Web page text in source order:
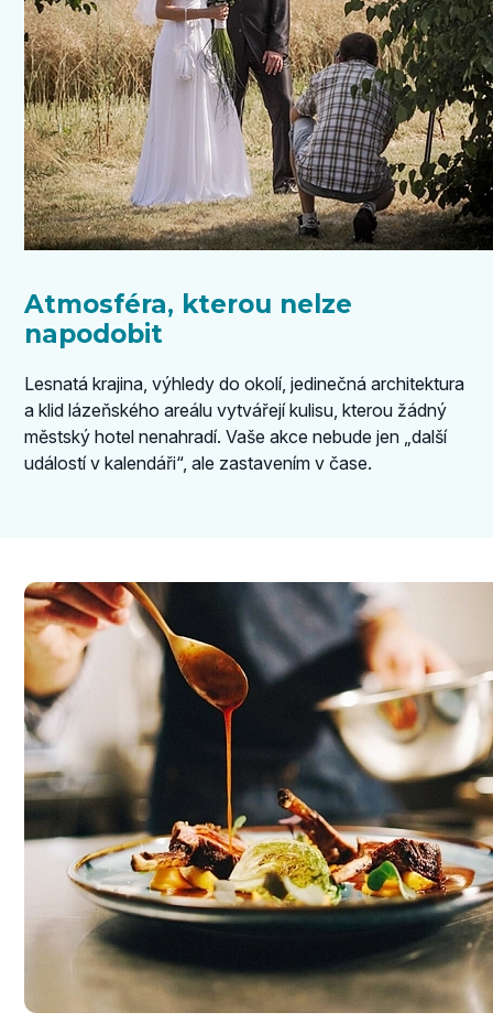
Atmosféra, kterou nelze
napodobit
Lesnatá krajina, výhledy do okolí, jedinečná architektura
a klid lázeňského areálu vytvářejí kulisu, kterou žádný
městský hotel nenahradí. Vaše akce nebude jen „další
událostí v kalendáři“, ale zastavením v čase.